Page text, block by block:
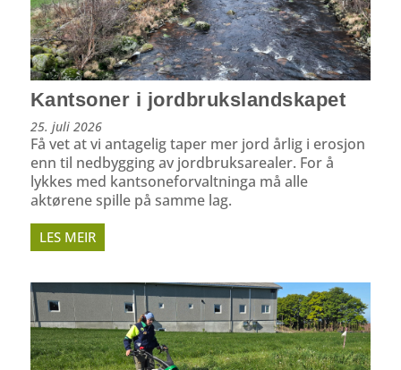
Kantsoner i jordbrukslandskapet
25. juli 2026
Få vet at vi antagelig taper mer jord årlig i erosjon
enn til nedbygging av jordbruksarealer. For å
lykkes med kantsoneforvaltninga må alle
aktørene spille på samme lag.
LES MEIR